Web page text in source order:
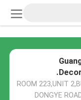
ROOM 223,UNIT
DONGYE